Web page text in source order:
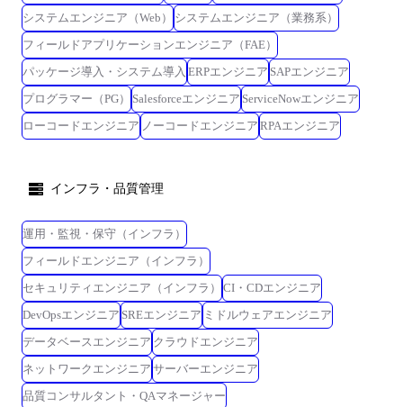
システムエンジニア（Web）
システムエンジニア（業務系）
フィールドアプリケーションエンジニア（FAE）
パッケージ導入・システム導入 ERPエンジニア SAPエンジニア
プログラマー（PG）
Salesforceエンジニア ServiceNowエンジニア
ローコードエンジニア ノーコードエンジニア RPAエンジニア
インフラ・品質管理
運用・監視・保守（インフラ）
フィールドエンジニア（インフラ）
セキュリティエンジニア（インフラ）
CI・CDエンジニア
DevOpsエンジニア SREエンジニア ミドルウェアエンジニア
データベースエンジニア クラウドエンジニア
ネットワークエンジニア サーバーエンジニア
品質コンサルタント・QAマネージャー